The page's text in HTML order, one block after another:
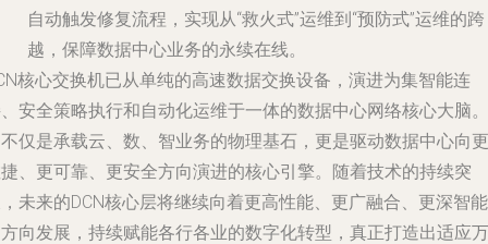
自动触发修复流程，实现从“救火式”运维到“预防式”运维的跨
越，保障数据中心业务的永续在线。
核心交换机已从单纯的高速数据交换设备，演进为集智能连
安全策略执行和自动化运维于一体的数据中心网络核心大脑。
仅是承载云、数、智业务的物理基石，更是驱动数据中心向更
、更可靠、更安全方向演进的核心引擎。随着技术的持续突
未来的DCN核心层将继续向着更高性能、更广融合、更深智能
向发展，持续赋能各行各业的数字化转型，真正打造出适应万